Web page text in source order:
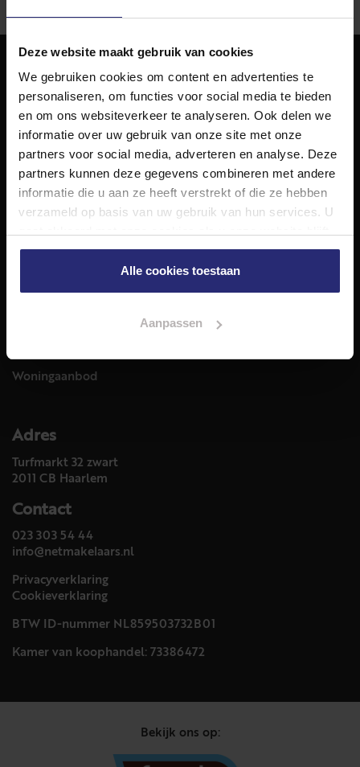
Deze website maakt gebruik van cookies
We gebruiken cookies om content en advertenties te
personaliseren, om functies voor social media te bieden
en om ons websiteverkeer te analyseren. Ook delen we
informatie over uw gebruik van onze site met onze
partners voor social media, adverteren en analyse. Deze
partners kunnen deze gegevens combineren met andere
informatie die u aan ze heeft verstrekt of die ze hebben
verzameld op basis van uw gebruik van hun services. U
gebruiken.
Alle cookies toestaan
Aanpassen
NET Makelaars
NET Makelaars is een modern makelaarskantoor met
decennialange ervaring in het vak en diepgaande kennis
van de huizenmarkt in Haarlem en omstreken.
Volg ons op
Diensten
Woningaanbod
Adres
Turfmarkt 32 zwart
2011 CB Haarlem
Contact
023 303 54 44
info@netmakelaars.nl
Privacyverklaring
Cookieverklaring
BTW ID-nummer NL859503732B01
Kamer van koophandel: 73386472
Bekijk ons op: